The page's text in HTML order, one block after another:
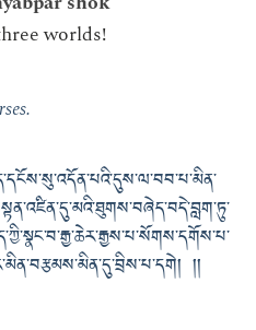
worlds!
།།